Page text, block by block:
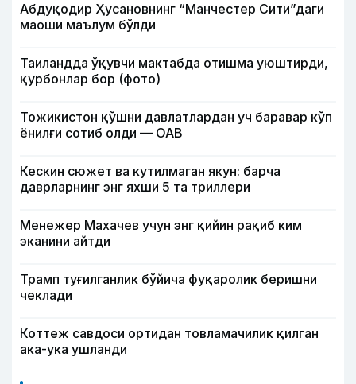
Абдуқодир Ҳусановнинг “Манчестер Сити”даги
маоши маълум бўлди
Таиландда ўқувчи мактабда отишма уюштирди,
қурбонлар бор (фото)
Тожикистон қўшни давлатлардан уч баравар кўп
ёнилғи сотиб олди — ОАВ
Кескин сюжет ва кутилмаган якун: барча
даврларнинг энг яхши 5 та триллери
Менежер Махачев учун энг қийин рақиб ким
эканини айтди
Трамп туғилганлик бўйича фуқаролик беришни
чеклади
Коттеж савдоси ортидан товламачилик қилган
ака-ука ушланди